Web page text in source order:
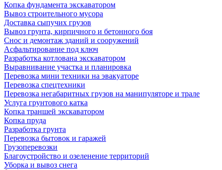
Копка фундамента экскаватором
Вывоз строительного мусора
Доставка сыпучих грузов
Вывоз грунта, кирпичного и бетонного боя
Снос и демонтаж зданий и сооружений
Асфальтирование под ключ
Разработка котлована экскаватором
Выравнивание участка и планировка
Перевозка мини техники на эвакуаторе
Перевозка спецтехники
Перевозка негабаритных грузов на манипуляторе и трале
Услуга грунтового катка
Копка траншей экскаватором
Копка пруда
Разработка грунта
Перевозка бытовок и гаражей
Грузоперевозки
Благоустройство и озеленение территорий
Уборка и вывоз снега